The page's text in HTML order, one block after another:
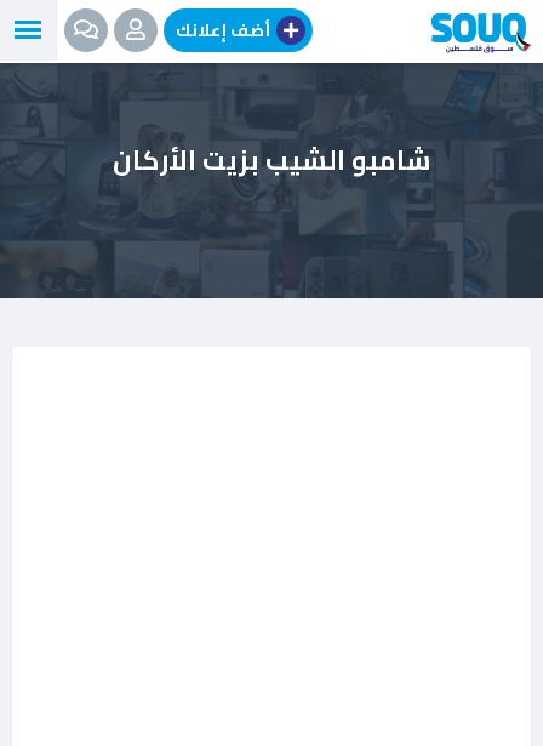
انتقل
إلى
المحتوى
أضف إعلانك
شامبو الشيب بزيت الأركان